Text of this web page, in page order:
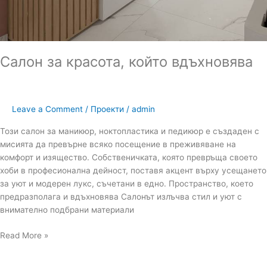
Салон за красота, който вдъхновява
Leave a Comment / Проекти / admin
Този салон за маникюр, ноктопластика и педикюр е създаден с
мисията да превърне всяко посещение в преживяване на
комфорт и изящество. Собственичката, която превръща своето
хоби в професионална дейност, поставя акцент върху усещането
за уют и модерен лукс, съчетани в едно. Пространство, което
предразполага и вдъхновява Салонът излъчва стил и уют с
внимателно подбрани материали
Read More »